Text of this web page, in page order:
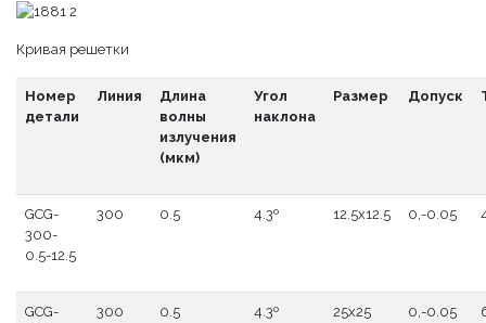
Кривая решетки
Номер
детали
Линия
Длина
волны
излучения
(мкм)
Угол
наклона
Размер Допуск
GCG-
300-
0.5-12.5
300 0.5 4.3º 12.5x12.5 0,-0.05
GCG-
300 0.5 4.3º 25x25 0,-0.05